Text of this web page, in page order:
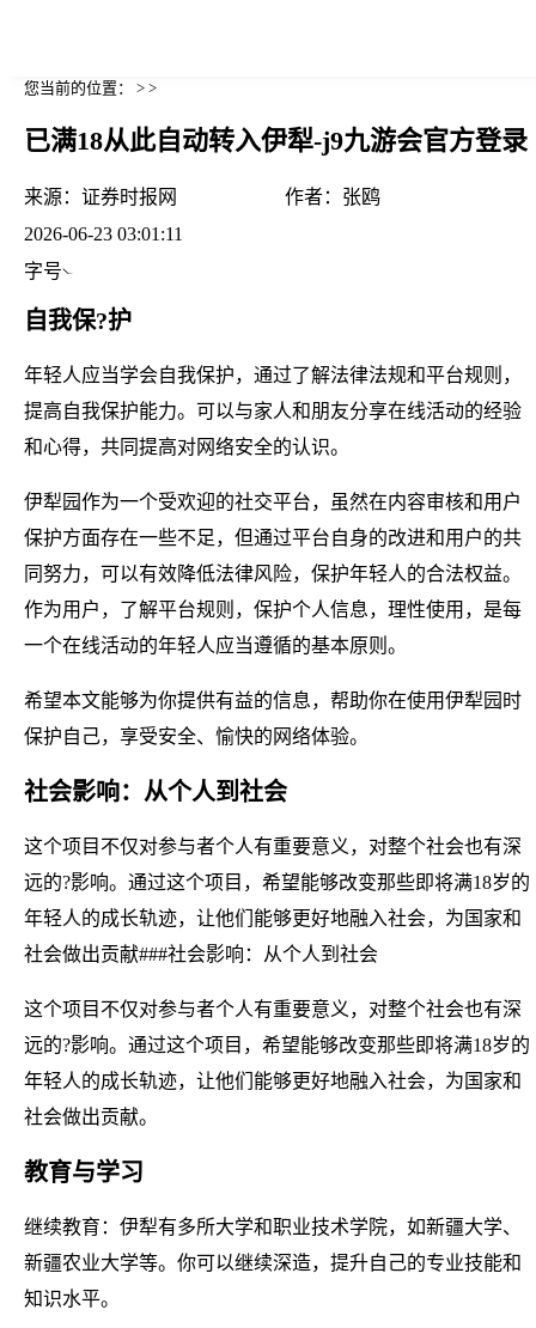
您当前的位置： > >
已满18从此自动转入伊犁-j9九游会官方登录
来源： 证券时报网 作者： 张鸥
2026-06-23 03:01:11
字号
自我保?护
年轻人应当学会自我保护，通过了解法律法规和平台规则，
提高自我保护能力。可以与家人和朋友分享在线活动的经验
和心得，共同提高对网络安全的认识。
伊犁园作为一个受欢迎的社交平台，虽然在内容审核和用户
保护方面存在一些不足，但通过平台自身的改进和用户的共
同努力，可以有效降低法律风险，保护年轻人的合法权益。
作为用户，了解平台规则，保护个人信息，理性使用，是每
一个在线活动的年轻人应当遵循的基本原则。
希望本文能够为你提供有益的信息，帮助你在使用伊犁园时
保护自己，享受安全、愉快的网络体验。
社会影响：从个人到社会
这个项目不仅对参与者个人有重要意义，对整个社会也有深
远的?影响。通过这个项目，希望能够改变那些即将满18岁的
年轻人的成长轨迹，让他们能够更好地融入社会，为国家和
社会做出贡献###社会影响：从个人到社会
这个项目不仅对参与者个人有重要意义，对整个社会也有深
远的?影响。通过这个项目，希望能够改变那些即将满18岁的
年轻人的成长轨迹，让他们能够更好地融入社会，为国家和
社会做出贡献。
教育与学习
继续教育：伊犁有多所大学和职业技术学院，如新疆大学、
新疆农业大学等。你可以继续深造，提升自己的专业技能和
知识水平。